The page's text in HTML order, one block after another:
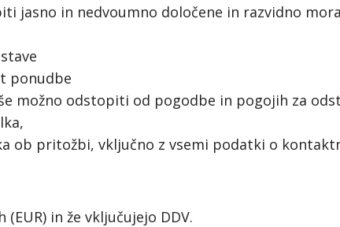
jasno in nedvoumno določene in razvidno
ponudbe
možno odstopiti od pogodbe in pogojih za
ob pritožbi, vključno z vsemi podatki o
(EUR) in že vključujejo DDV.